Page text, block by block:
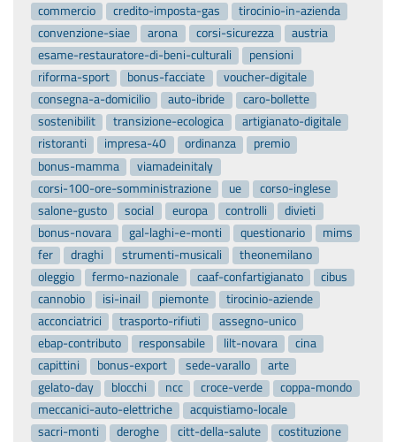
commercio
credito-imposta-gas
tirocinio-in-azienda
convenzione-siae
arona corsi-sicurezza
austria
esame-restauratore-di-beni-culturali
pensioni
riforma-sport
bonus-facciate
voucher-digitale
consegna-a-domicilio
auto-ibride
caro-bollette
sostenibilit
transizione-ecologica
artigianato-digitale
ristoranti
impresa-40 ordinanza
premio
bonus-mamma
viamadeinitaly
corsi-100-ore-somministrazione
ue
corso-inglese
salone-gusto
social europa controlli
divieti
bonus-novara
gal-laghi-e-monti questionario
mims
fer
draghi strumenti-musicali
theonemilano
oleggio
fermo-nazionale caaf-confartigianato
cibus
cannobio
isi-inail piemonte
tirocinio-aziende
acconciatrici
trasporto-rifiuti
assegno-unico
ebap-contributo
responsabile lilt-novara
cina
capittini
bonus-export sede-varallo
arte
gelato-day
blocchi ncc croce-verde
coppa-mondo
meccanici-auto-elettriche
acquistiamo-locale
sacri-monti
deroghe citt-della-salute
costituzione